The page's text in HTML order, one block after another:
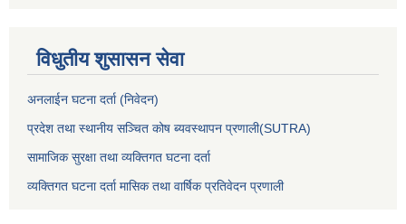
विधुतीय शुसासन सेवा
अनलाईन घटना दर्ता (निवेदन)
प्रदेश तथा स्थानीय सञ्चित कोष ब्यवस्थापन प्रणाली(SUTRA)
सामाजिक सुरक्षा तथा व्यक्तिगत घटना दर्ता
व्यक्तिगत घटना दर्ता मासिक तथा वार्षिक प्रतिवेदन प्रणाली